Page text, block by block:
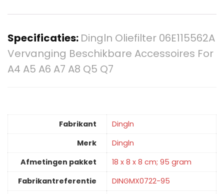
Specificaties: Dingln Oliefilter 06E115562A
Vervanging Beschikbare Accessoires For
A4 A5 A6 A7 A8 Q5 Q7
Fabrikant
‎Dingln
Merk
‎Dingln
Afmetingen pakket
‎18 x 8 x 8 cm; 95 gram
Fabrikantreferentie
‎DINGMX0722-95